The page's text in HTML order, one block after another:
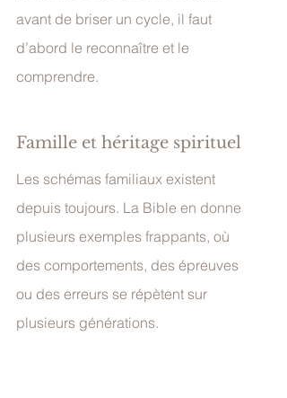
avant de briser un cycle, il faut
d’abord le reconnaître et le
comprendre.
Famille et héritage spirituel
Les schémas familiaux existent
depuis toujours. La Bible en donne
plusieurs exemples frappants, où
des comportements, des épreuves
ou des erreurs se répètent sur
plusieurs générations.